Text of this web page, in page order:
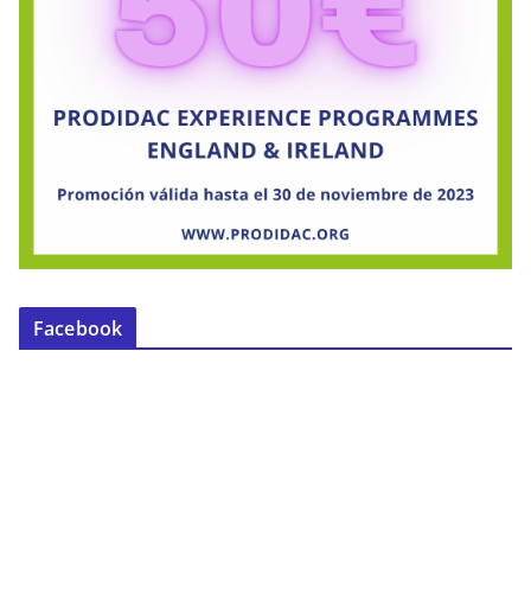
Facebook